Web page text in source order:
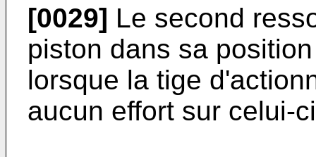
[0029] Le second
piston dans sa
lorsque la tige
aucun effort sur celui-